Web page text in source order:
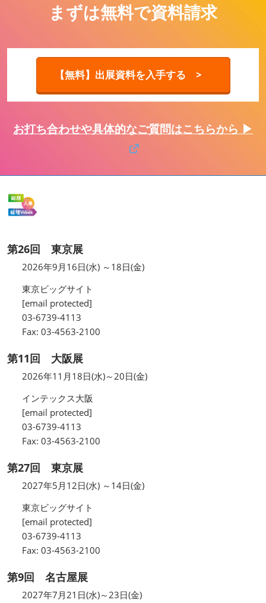
まずは無料で資料請求
【無料】出展資料を入手する >
お打ち合わせや具体的なご質問はこちらから ▶
第26回 東京展
2026年9月16日(水) ～18日(金)
東京ビッグサイト
[email protected]
03-6739-4113
Fax: 03-4563-2100
第11回 大阪展
2026年11月18日(水)～20日(金)
インテックス大阪
[email protected]
03-6739-4113
Fax: 03-4563-2100
第27回 東京展
2027年5月12日(水) ～14日(金)
東京ビッグサイト
[email protected]
03-6739-4113
Fax: 03-4563-2100
第9回 名古屋展
2027年7月21日(水)～23日(金)